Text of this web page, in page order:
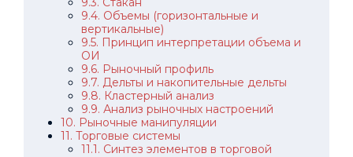
9.4. Объемы (горизонтальные и
вертикальные)
9.5. Принцип интерпретации объема и
ОИ
9.6. Рыночный профиль
9.7. Дельты и накопительные дельты
9.8. Кластерный анализ
9.9. Анализ рыночных настроений
10. Рыночные манипуляции
11. Торговые системы
11.1. Синтез элементов в торговой